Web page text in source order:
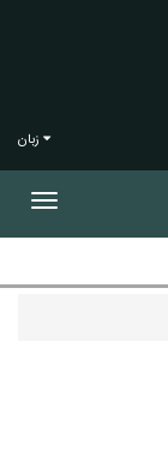
زبان